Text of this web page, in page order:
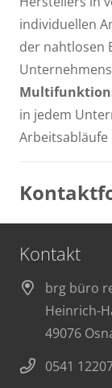
individuellen
der nahtlosen
in jedem
Arbeitsabläufe
Kontakt
brg büro
Heinrich-
49076
0541